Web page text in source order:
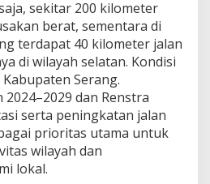
sekitar 200 kilometer
berat, sementara di
terdapat 40 kilometer jalan
di wilayah selatan. Kondisi
Serang.
2024–2029 dan Renstra
serta peningkatan jalan
prioritas utama untuk
wilayah dan
lokal.